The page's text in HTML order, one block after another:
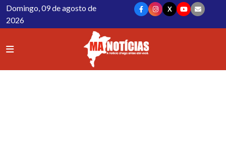
Domingo, 09 de agosto de
2026
X